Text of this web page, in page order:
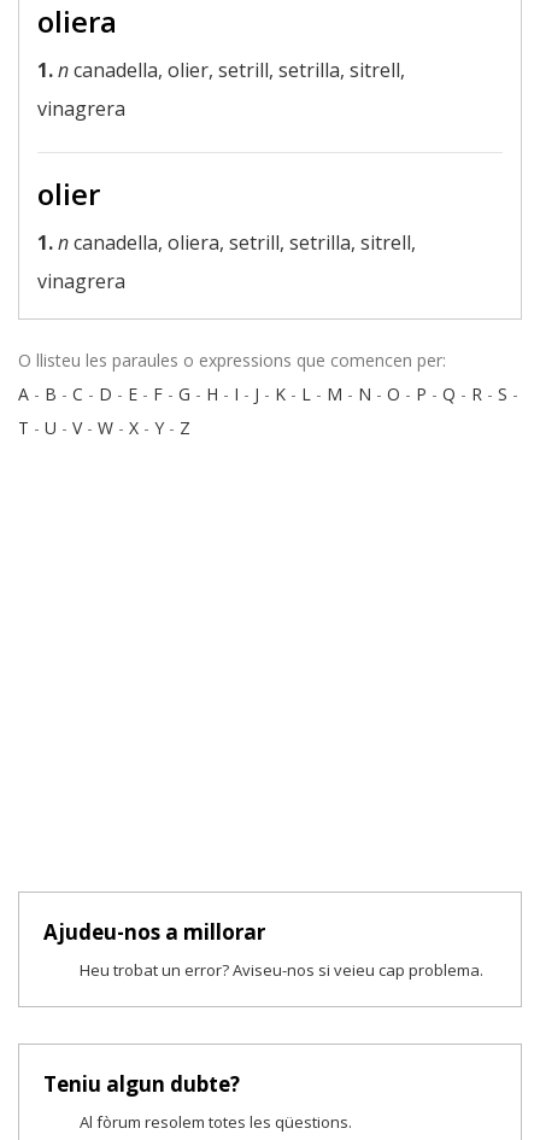
oliera
1.ncanadella, olier, setrill, setrilla, sitrell,
vinagrera
olier
1.ncanadella, oliera, setrill, setrilla, sitrell,
vinagrera
O llisteu les paraules o expressions que comencen per:
A - B - C - D - E - F - G - H - I - J - K - L - M - N - O - P - Q - R - S -
T - U - V- W - X - Y - Z
Ajudeu-nos a millorar
Heu trobat un error? Aviseu-nos si veieu cap problema.
Teniu algun dubte?
Al fòrum resolem totes les qüestions.